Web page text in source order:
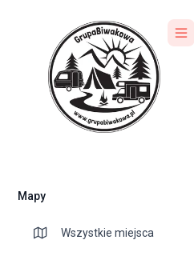
Mapy
Wszystkie miejsca